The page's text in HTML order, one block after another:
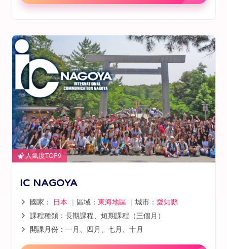
人氣度TOP9
IC NAGOYA
國家： 日本 ｜ 區域： 東海地區 ｜ 城市： 愛知縣
課程種類：長期課程、短期課程（三個月）
開課月份：一月、四月、七月、十月